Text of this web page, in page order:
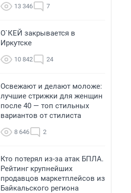
13 346 7
О`КЕЙ закрывается в
Иркутске
10 842 24
Освежают и делают моложе:
лучшие стрижки для женщин
после 40 — топ стильных
вариантов от стилиста
8 646 2
Кто потерял из-за атак БПЛА.
Рейтинг крупнейших
продавцов маркетплейсов из
Байкальского региона